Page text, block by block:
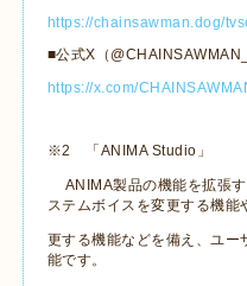
https://chainsawman.dog/
■公式X（
https://x.com/
※2 「ANIMA Studio」
ANIMA製品の機能を拡張
ステムボイスを変更する機能
更する機能などを備え、ユ
能です。